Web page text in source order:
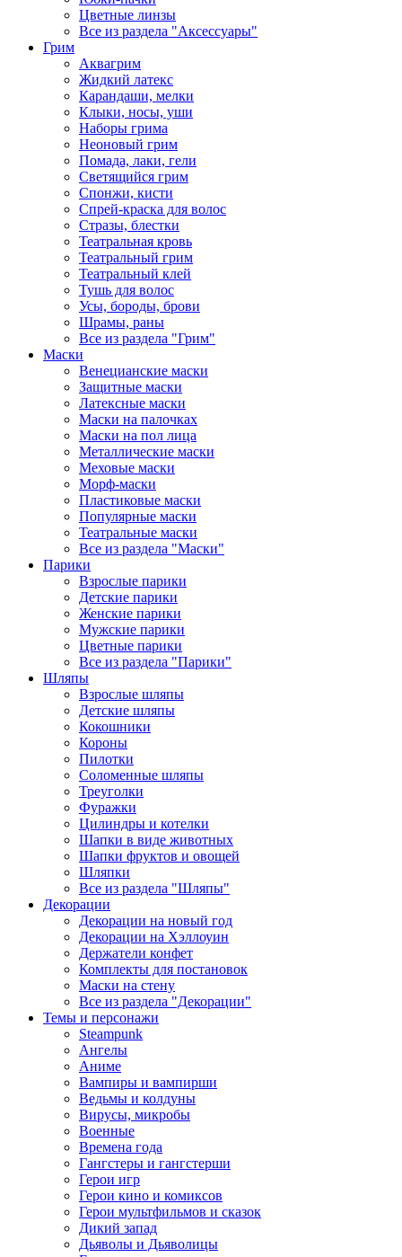
Цветные линзы
Все из раздела "Аксессуары"
Грим
Аквагрим
Жидкий латекс
Карандаши, мелки
Клыки, носы, уши
Наборы грима
Неоновый грим
Помада, лаки, гели
Светящийся грим
Спонжи, кисти
Спрей-краска для волос
Стразы, блестки
Театральная кровь
Театральный грим
Театральный клей
Тушь для волос
Усы, бороды, брови
Шрамы, раны
Все из раздела "Грим"
Маски
Венецианские маски
Защитные маски
Латексные маски
Маски на палочках
Маски на пол лица
Металлические маски
Меховые маски
Морф-маски
Пластиковые маски
Популярные маски
Театральные маски
Все из раздела "Маски"
Парики
Взрослые парики
Детские парики
Женские парики
Мужские парики
Цветные парики
Все из раздела "Парики"
Шляпы
Взрослые шляпы
Детские шляпы
Кокошники
Короны
Пилотки
Соломенные шляпы
Треуголки
Фуражки
Цилиндры и котелки
Шапки в виде животных
Шапки фруктов и овощей
Шляпки
Все из раздела "Шляпы"
Декорации
Декорации на новый год
Декорации на Хэллоуин
Держатели конфет
Комплекты для постановок
Маски на стену
Все из раздела "Декорации"
Темы и персонажи
Steampunk
Ангелы
Аниме
Вампиры и вампирши
Ведьмы и колдуны
Вирусы, микробы
Военные
Времена года
Гангстеры и гангстерши
Герои игр
Герои кино и комиксов
Герои мультфильмов и сказок
Дикий запад
Дьяволы и Дьяволицы